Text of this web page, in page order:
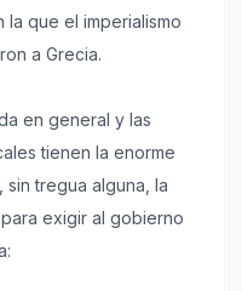
que el imperialismo
a Grecia.
en general y las
tienen la enorme
tregua alguna, la
exigir al gobierno